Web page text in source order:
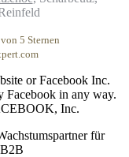
von 5 Sternen
or Facebook Inc.
Facebook in any way.
Inc.
für